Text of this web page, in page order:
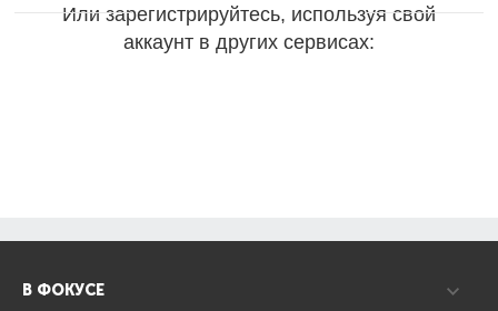
Или зарегистрируйтесь, используя свой
аккаунт в других сервисах:
В ФОКУСЕ